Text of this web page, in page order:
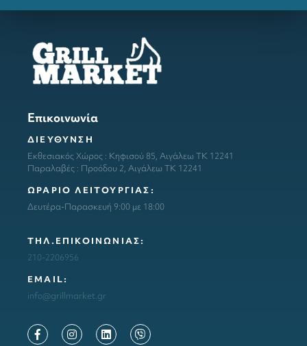
Επικοινωνία
ΔΙΕΥΘΥΝΣΗ
Εκθεσιακός Χώρος : Κηφισού 85, Αιγάλεω ΤΚ 12241
Παραλαβές : Προόδου 2, Αιγάλεω ΤΚ 12241
ΩΡΑΡΙΟ ΛΕΙΤΟΥΡΓΙΑΣ:
Δευτέρα-Παρασκευή 9:00 με 18:00
ΤΗΛ.ΕΠΙΚΟΙΝΩΝΙΑΣ:
210-2206956
ΕΜΑΙL:
info@grillmarket.gr